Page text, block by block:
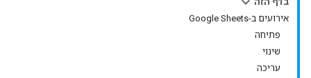
אירועים ב-Google Sheets
פתיחה
שינוי
עריכה